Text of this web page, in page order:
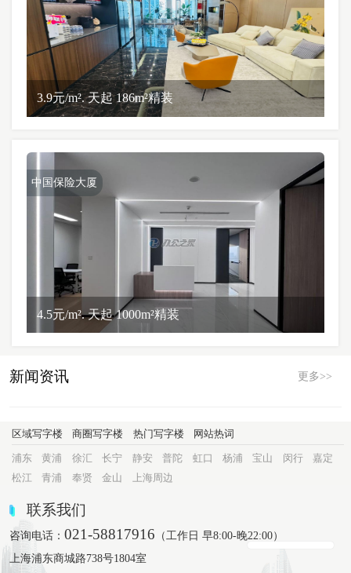
3.9元/m². 天起 186m²精装
中国保险大厦
4.5元/m². 天起 1000m²精装
新闻资讯 更多>>
区域写字楼 商圈写字楼 热门写字楼 网站热词
浦东 黄浦 徐汇 长宁 静安 普陀 虹口 杨浦 宝山 闵行
嘉定
松江
青浦 奉贤 金山 上海周边
联系我们
咨询电话：021-58817916 （工作日 早8:00-晚22:00）
上海浦东商城路738号1804室